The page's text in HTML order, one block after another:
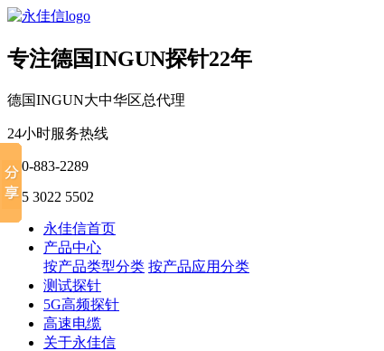
专注德国INGUN探针22年
德国INGUN大中华区总代理
24小时服务热线
400-883-2289
135 3022 5502
永佳信首页
产品中心
按产品类型分类 按产品应用分类
测试探针
5G高频探针
高速电缆
关于永佳信